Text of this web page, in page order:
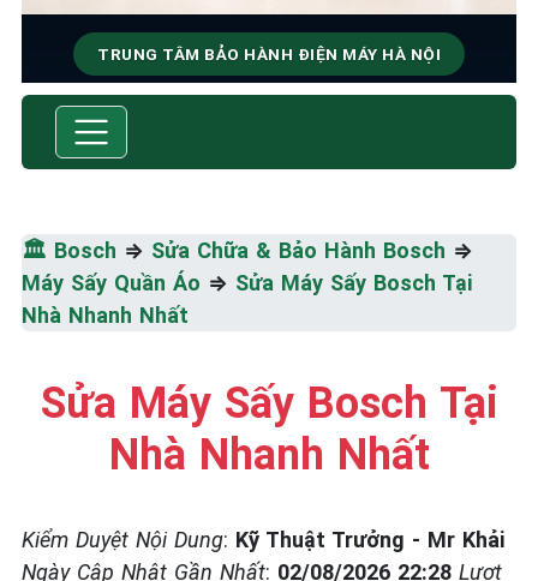
TRUNG TÂM BẢO HÀNH ĐIỆN MÁY HÀ NỘI
SỬA CHỮA & BẢO HÀNH
☎️ 09.86.85.89.22
🏛️ Bosch ⇒ Sửa Chữa & Bảo Hành Bosch ⇒
Máy Sấy Quần Áo ⇒ Sửa Máy Sấy Bosch Tại
Nhà Nhanh Nhất
Sửa Máy Sấy Bosch Tại
Nhà Nhanh Nhất
Kiểm Duyệt Nội Dung: Kỹ Thuật Trưởng - Mr Khải
Ngày Cập Nhật Gần Nhất: 02/08/2026 22:28 Lượt